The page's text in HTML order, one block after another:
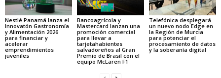
Nestlé Panamá lanza el
Innovatón Gastronomía
y Alimentación 2026
para financiar y
acelerar
emprendimientos
juveniles
Bancoagrícola y
Mastercard lanzan una
promoción comercial
para llevar a
tarjetahabientes
salvadoreños al Gran
Premio de Brasil con el
equipo McLaren F1
Telefónica desplegará
un nuevo nodo Edge en
la Región de Murcia
para potenciar el
procesamiento de datos
y la soberanía digital